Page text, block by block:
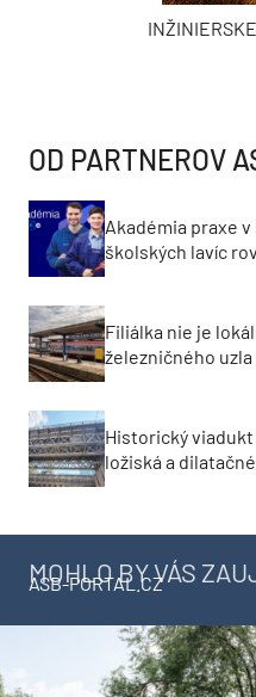
OD PARTNEROV
Akadémia praxe
školských lavíc
Filiálka nie je
železničného
Historický
ložiská a
MOHLO BY VÁS
ASB-PORTAL.CZ